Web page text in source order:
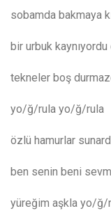
sobamda bakmaya
bir urbuk
tekneler boş
yo/ğ/rula yo/ğ/rula
özlü hamurlar
ben senin beni
yüreğim aşkla yo/ğ/